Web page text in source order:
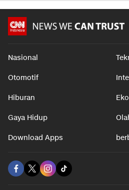
Nasional
Otomotif
Hiburan
Gaya Hidup
Download Apps